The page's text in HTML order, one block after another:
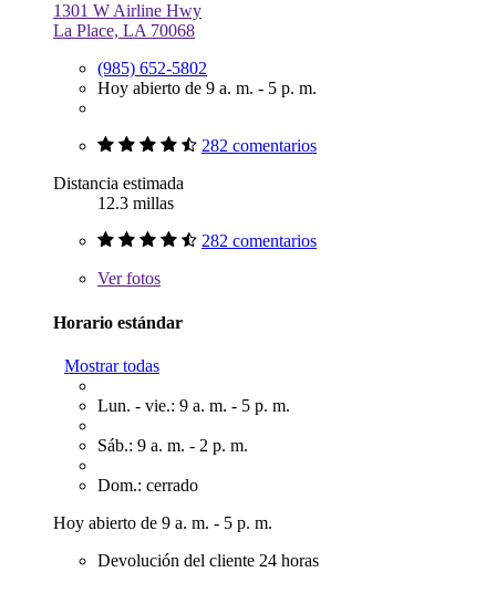
1301 W Airline Hwy
La Place, LA 70068
(985) 652-5802
Hoy abierto de 9 a. m. - 5 p. m.
282 comentarios
Distancia estimada
12.3 millas
282 comentarios
Verfotos
Horario estándar
Mostrar todas
Lun. - vie.: 9 a. m. - 5 p. m.
Sáb.: 9 a. m. - 2 p. m.
Dom.: cerrado
Hoy abierto de 9 a. m. - 5 p. m.
Devolución del cliente 24 horas